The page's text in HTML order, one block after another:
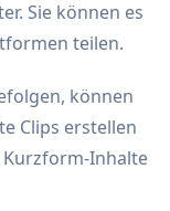
Sie können es
teilen.
können
Clips erstellen
Inhalte